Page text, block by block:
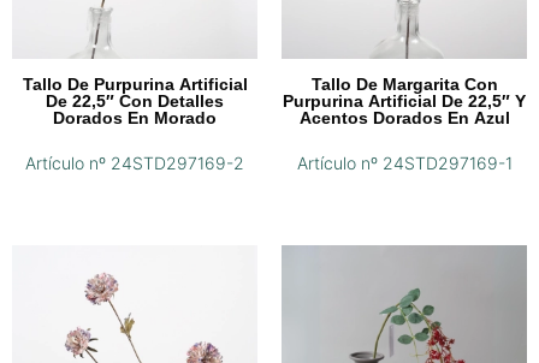
Tallo De Purpurina Artificial
De 22,5″ Con Detalles
Dorados En Morado
Artículo nº 24STD297169-2
Tallo De Margarita Con
Purpurina Artificial De 22,5″ Y
Acentos Dorados En Azul
Artículo nº 24STD297169-1